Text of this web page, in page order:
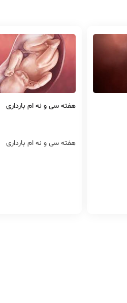
هفته سی و نه ام بارداری
هفته سی و نه ام بارداری